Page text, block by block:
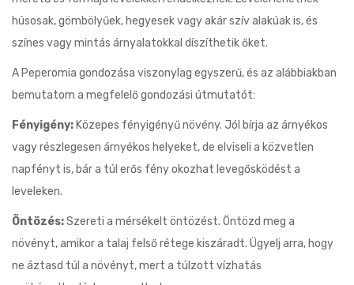
húsosak, gömbölyűek, hegyesek vagy akár szív alakúak is, és
színes vagy mintás árnyalatokkal díszíthetik őket.
A Peperomia gondozása viszonylag egyszerű, és az alábbiakban
bemutatom a megfelelő gondozási útmutatót:
Fényigény: Közepes fényigényű növény. Jól bírja az árnyékos
vagy részlegesen árnyékos helyeket, de elviseli a közvetlen
napfényt is, bár a túl erős fény okozhat levegősködést a
leveleken.
Öntözés:Szereti a mérsékelt öntözést. Öntözd meg a
növényt, amikor a talaj felső rétege kiszáradt. Ügyelj arra, hogy
ne áztasd túl a növényt, mert a túlzott vízhatás